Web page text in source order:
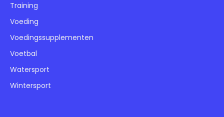
Training
Voeding
Voedingssupplementen
Voetbal
Watersport
Wintersport